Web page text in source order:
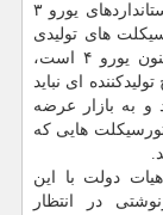
تا آخر سال ۱۳۹۶ تولید موتورسیكلت ها برپایه استانداردهای یورو ۳
سال ۱۳۹۷ كلیه موتورسیكلت های تولیدی
روز اتحادیه اروپا كه هم اكنون یورو ۴ است،
ای نباید
و به بازار عرضه
هایی كه
دولت با این
در انتظار